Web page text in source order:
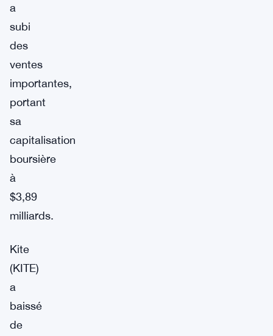
a
subi
des
ventes
importantes,
portant
sa
capitalisation
boursière
à
$3,89
milliards.
Kite
(KITE)
a
baissé
de